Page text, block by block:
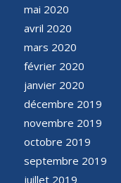
mai 2020
avril 2020
mars 2020
février 2020
janvier 2020
décembre 2019
novembre 2019
octobre 2019
septembre 2019
juillet 2019